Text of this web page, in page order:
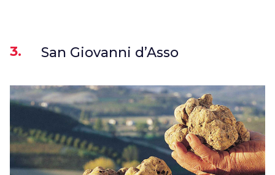
3. San Giovanni d’Asso